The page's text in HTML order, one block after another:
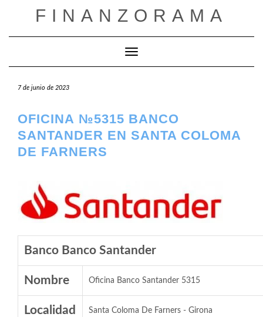
FINANZORAMA
Cambiar modo de navegación
7 de junio de 2023
OFICINA №5315 BANCO
SANTANDER EN SANTA COLOMA
DE FARNERS
Banco Banco Santander
Nombre Oficina Banco Santander 5315
Localidad Santa Coloma De Farners - Girona